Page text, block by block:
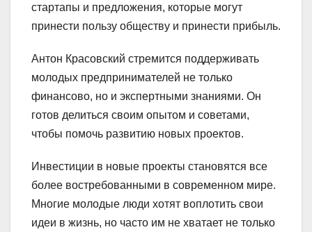
стартапы и предложения, которые могут
принести пользу обществу и принести прибыль.
Антон Красовский стремится поддерживать
молодых предпринимателей не только
финансово, но и экспертными знаниями. Он
готов делиться своим опытом и советами,
чтобы помочь развитию новых проектов.
Инвестиции в новые проекты становятся все
более востребованными в современном мире.
Многие молодые люди хотят воплотить свои
идеи в жизнь, но часто им не хватает не только